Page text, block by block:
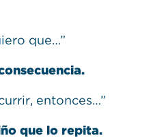
que…”
entonces…”
que lo repita.